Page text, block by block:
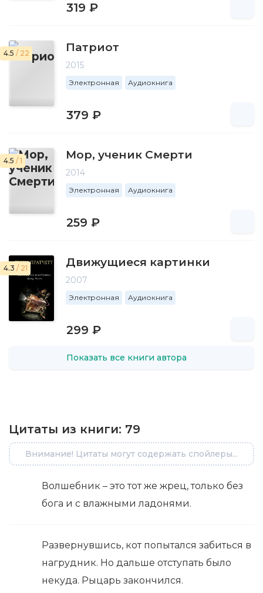
319 ₽
4.5 / 22 Патриот
2015
Электронная Аудиокнига
379 ₽
4.5 / 1 Мор, ученик Смерти
2014
Электронная Аудиокнига
259 ₽
4.3 / 21 Движущиеся картинки
2007
Электронная Аудиокнига
299 ₽
Показать все книги автора
Цитаты из книги: 79
Внимание! Цитаты могут содержать спойлеры...
Волшебник – это тот же жрец, только без
бога и с влажными ладонями.
Развернувшись, кот попытался забиться в
нагрудник. Но дальше отступать было
некуда. Рыцарь закончился.